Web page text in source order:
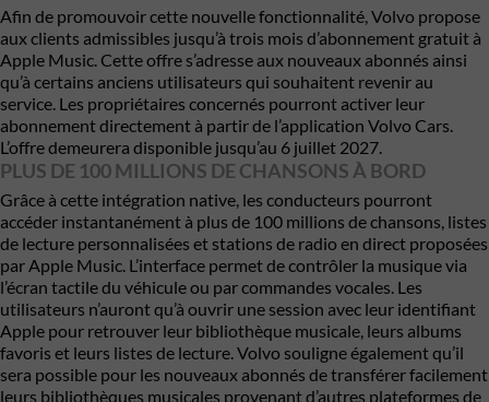
Afin de promouvoir cette nouvelle fonctionnalité, Volvo propose
aux clients admissibles jusqu’à trois mois d’abonnement gratuit à
Apple Music. Cette offre s’adresse aux nouveaux abonnés ainsi
qu’à certains anciens utilisateurs qui souhaitent revenir au
service. Les propriétaires concernés pourront activer leur
abonnement directement à partir de l’application Volvo Cars.
L’offre demeurera disponible jusqu’au 6 juillet 2027.
PLUS DE 100 MILLIONS DE CHANSONS À BORD
Grâce à cette intégration native, les conducteurs pourront
accéder instantanément à plus de 100 millions de chansons, listes
de lecture personnalisées et stations de radio en direct proposées
par Apple Music. L’interface permet de contrôler la musique via
l’écran tactile du véhicule ou par commandes vocales. Les
utilisateurs n’auront qu’à ouvrir une session avec leur identifiant
Apple pour retrouver leur bibliothèque musicale, leurs albums
favoris et leurs listes de lecture. Volvo souligne également qu’il
sera possible pour les nouveaux abonnés de transférer facilement
leurs bibliothèques musicales provenant d’autres plateformes de